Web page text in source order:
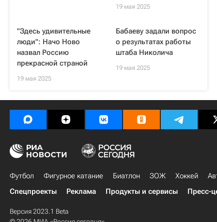
19 мая 2025
"Здесь удивительные
люди": Начо Ново
назвал Россию
прекрасной страной
19 мая 2025
Бабаеву задали вопрос
о результатах работы
штаба Николича
19 мая 2025
Футбол Фигурное катание Биатлон ЗОЖ Хоккей
Спецпроекты
Реклама Продукты и сервисы Пресс-
Версия 2023.1 Beta